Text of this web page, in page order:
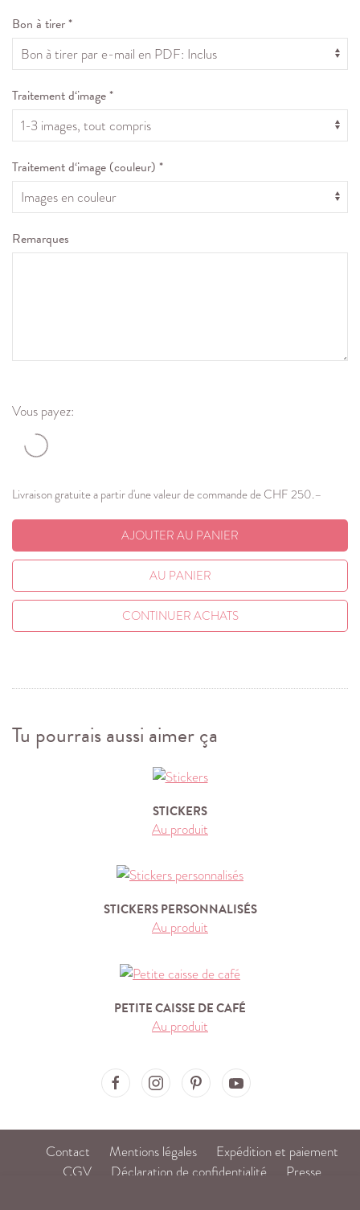
Bon à tirer *
Traitement d‘image *
Traitement d‘image (couleur) *
Remarques
Vous payez:
Livraison gratuite a partir d'une valeur de commande de CHF 250.–
AJOUTER AU PANIER
AU PANIER
CONTINUER ACHATS
Tu pourrais aussi aimer ça
STICKERS
Au produit
STICKERS PERSONNALISÉS
Au produit
PETITE CAISSE DE CAFÉ
Au produit
Ma'Loulou on FacebookMa'Loulou on InstagramMa'Loulou on PinterestMa'Loulou on Youtube
Contact Mentions légales
Expédition et paiement
CGV
Déclaration de confidentialité
Presse